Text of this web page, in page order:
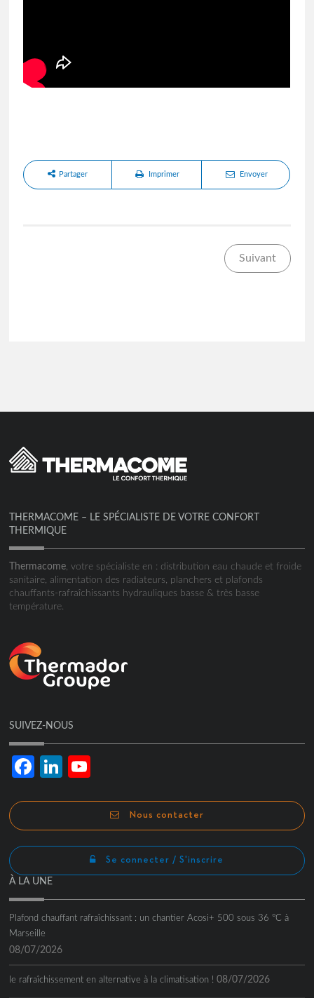
Partager Imprimer Envoyer
Suivant
THERMACOME – LE SPÉCIALISTE DE VOTRE CONFORT
THERMIQUE
Thermacome, votre spécialiste en : distribution eau chaude et froide
sanitaire, alimentation des radiateurs, planchers et plafonds
chauffants-rafraîchissants hydrauliques basse & très basse
température.
SUIVEZ-NOUS
FacebookLinkedIn
Nous contacter
Se connecter / S'inscrire
À LA UNE
Plafond chauffant rafraîchissant : un chantier Acosi+ 500 sous 36 °C à
Marseille
08/07/2026
le rafraîchissement en alternative à la climatisation ! 08/07/2026